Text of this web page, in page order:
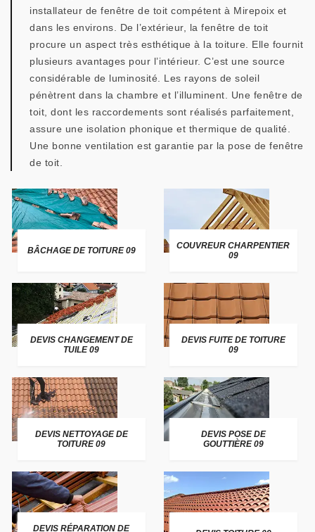
installateur de fenêtre de toit compétent à Mirepoix et
dans les environs. De l’extérieur, la fenêtre de toit
procure un aspect très esthétique à la toiture. Elle fournit
plusieurs avantages pour l’intérieur. C’est une source
considérable de luminosité. Les rayons de soleil
pénètrent dans la chambre et l’illuminent. Une fenêtre de
toit, dont les raccordements sont réalisés parfaitement,
assure une isolation phonique et thermique de qualité.
Une bonne ventilation est garantie par la pose de fenêtre
de toit.
BÂCHAGE DE TOITURE 09
COUVREUR CHARPENTIER
09
DEVIS CHANGEMENT DE
TUILE 09
DEVIS FUITE DE TOITURE
09
DEVIS NETTOYAGE DE
TOITURE 09
DEVIS POSE DE
GOUTTIÈRE 09
DEVIS RÉPARATION DE